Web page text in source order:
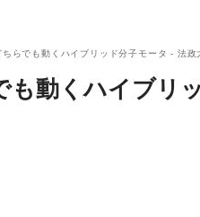
らでも動くハイブリッド分子モータ - 法政
動くハイブリ